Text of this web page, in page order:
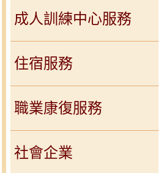
成人訓練中心服務
住宿服務
職業康復服務
社會企業